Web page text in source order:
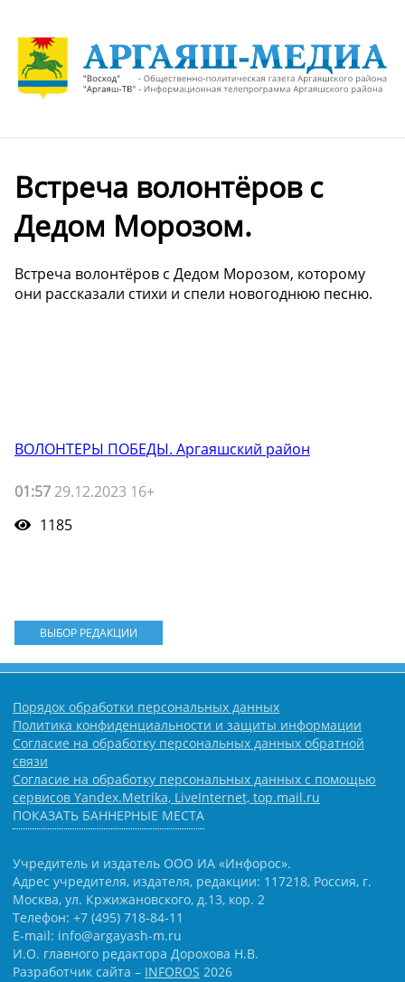
Встреча волонтёров с
Дедом Морозом.
Встреча волонтёров с Дедом Морозом, которому
они рассказали стихи и спели новогоднюю песню.
ВОЛОНТЕРЫ ПОБЕДЫ. Аргаяшский район
01:57 29.12.2023 16+
1185
ВЫБОР РЕДАКЦИИ
Порядок обработки персональных данных
Политика конфиденциальности и защиты информации
Согласие на обработку персональных данных обратной
связи
Согласие на обработку персональных данных с помощью
сервисов Yandex.Metrika, LiveInternet, top.mail.ru
ПОКАЗАТЬ БАННЕРНЫЕ МЕСТА
Учредитель и издатель ООО ИА «Инфорос».
Адрес учредителя, издателя, редакции: 117218, Россия, г.
Москва, ул. Кржижановского, д.13, кор. 2
Телефон: +7 (495) 718-84-11
E-mail: info@argayash-m.ru
И.О. главного редактора Дорохова Н.В.
Разработчик сайта – INFOROS 2026